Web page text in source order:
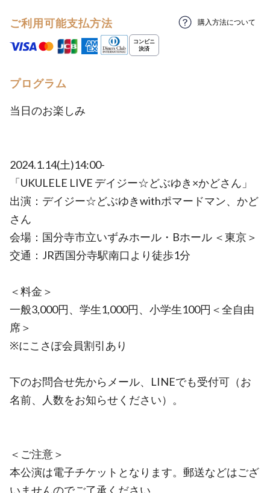
ご利用可能支払方法 購入方法について
プログラム
当日のお楽しみ
2024.1.14(土)14:00-
「UKULELE LIVE デイジー☆どぶゆき×かどさん」
出演：デイジー☆どぶゆきwithポマードマン、かど
さん
会場：国分寺市立いずみホール・Bホール ＜東京＞
交通：JR西国分寺駅南口より徒歩1分
＜料金＞
一般3,000円、学生1,000円、小学生100円＜全自由
席＞
※にこさぽ会員割引あり
下のお問合せ先からメール、LINEでも受付可（お
名前、人数をお知らせください）。
＜ご注意＞
本公演は電子チケットとなります。郵送などはござ
いませんのでご了承ください。